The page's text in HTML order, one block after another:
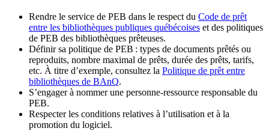
Rendre le service de PEB dans le respect du Code de prêt
entre les bibliothèques publiques québécoises et des politiques
de PEB des bibliothèques prêteuses.
Définir sa politique de PEB : types de documents prêtés ou
reproduits, nombre maximal de prêts, durée des prêts, tarifs,
etc. À titre d’exemple, consultez la Politique de prêt entre
bibliothèques de BAnQ.
S’engager à nommer une personne-ressource responsable du
PEB.
Respecter les conditions relatives à l’utilisation et à la
promotion du logiciel.